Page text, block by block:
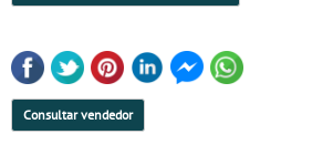
Consultar vendedor